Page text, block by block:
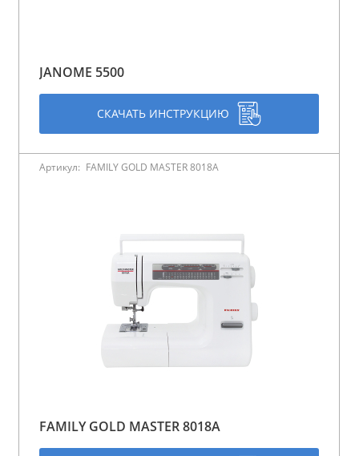
JANOME 5500
СКАЧАТЬ ИНСТРУКЦИЮ
Артикул: FAMILY GOLD MASTER 8018A
FAMILY GOLD MASTER 8018A